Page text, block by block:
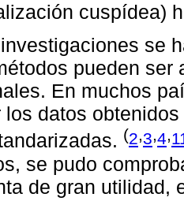
cuspídea)
se
pueden ser
En muchos
los datos
(2,3,4,
se pudo
de gran utilidad,